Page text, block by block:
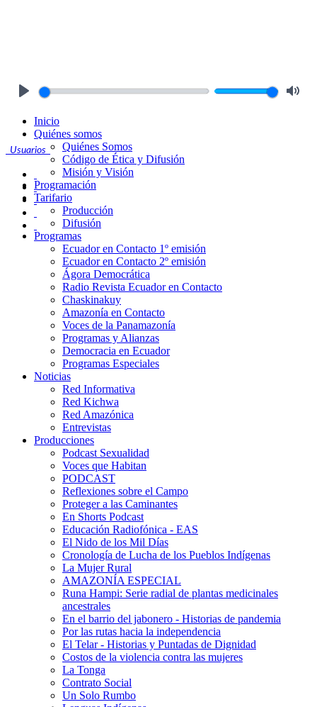
Usuarios
Inicio
Quiénes somos
Quiénes Somos
Código de Ética y Difusión
Misión y Visión
Programación
Tarifario
Producción
Difusión
Programas
Ecuador en Contacto 1º emisión
Ecuador en Contacto 2º emisión
Ágora Democrática
Radio Revista Ecuador en Contacto
Chaskinakuy
Amazonía en Contacto
Voces de la Panamazonía
Programas y Alianzas
Democracia en Ecuador
Programas Especiales
Noticias
Red Informativa
Red Kichwa
Red Amazónica
Entrevistas
Producciones
Podcast Sexualidad
Voces que Habitan
PODCAST
Reflexiones sobre el Campo
Proteger a las Caminantes
En Shorts Podcast
Educación Radiofónica - EAS
El Nido de los Mil Días
Cronología de Lucha de los Pueblos Indígenas
La Mujer Rural
AMAZONÍA ESPECIAL
Runa Hampi: Serie radial de plantas medicinales
ancestrales
En el barrio del jabonero - Historias de pandemia
Por las rutas hacia la independencia
El Telar - Historias y Puntadas de Dignidad
Costos de la violencia contra las mujeres
La Tonga
Contrato Social
Un Solo Rumbo